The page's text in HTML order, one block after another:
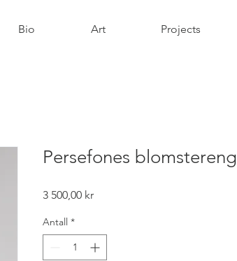
Bio Art Projects
Persefones blomstereng
3 500,00 krPris
Antall *